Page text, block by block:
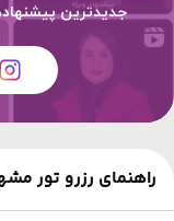
جدیدترین
راهنمای رزرو تور مشهد